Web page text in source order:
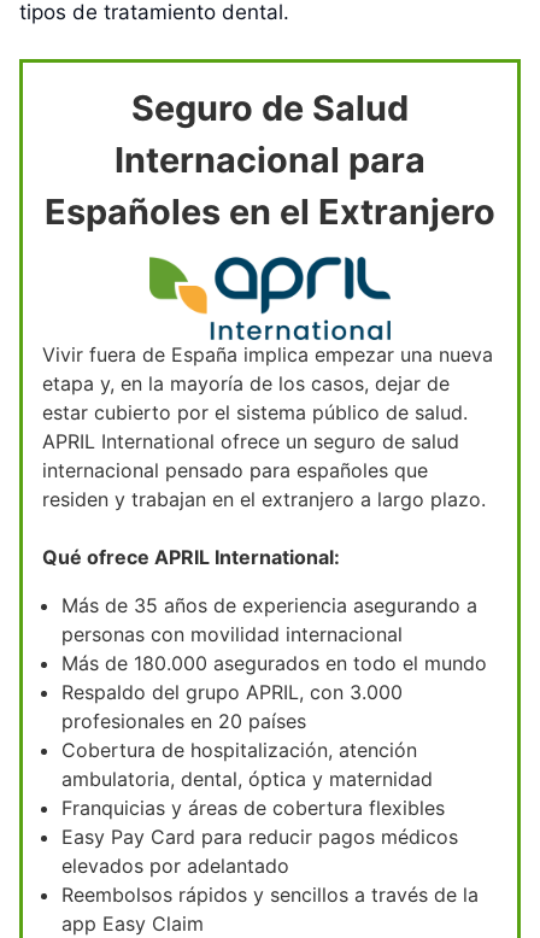
tipos de tratamiento dental.
Seguro de Salud
Internacional para
Españoles en el Extranjero
Vivir fuera de España implica empezar una nueva
etapa y, en la mayoría de los casos, dejar de
estar cubierto por el sistema público de salud.
APRIL International ofrece un seguro de salud
internacional pensado para españoles que
residen y trabajan en el extranjero a largo plazo.
Qué ofrece APRIL International:
Más de 35 años de experiencia asegurando a
personas con movilidad internacional
Más de 180.000 asegurados en todo el mundo
Respaldo del grupo APRIL, con 3.000
profesionales en 20 países
Cobertura de hospitalización, atención
ambulatoria, dental, óptica y maternidad
Franquicias y áreas de cobertura flexibles
Easy Pay Card para reducir pagos médicos
elevados por adelantado
Reembolsos rápidos y sencillos a través de la
app Easy Claim